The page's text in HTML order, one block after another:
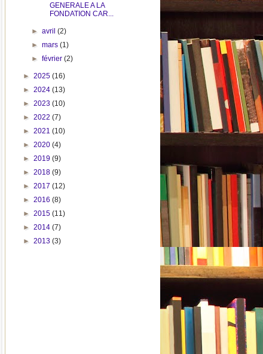
GENERALE A LA
FONDATION CAR...
►avril(2)
►mars(1)
►février(2)
► 2025 (16)
► 2024 (13)
► 2023 (10)
► 2022 (7)
► 2021 (10)
► 2020 (4)
► 2019 (9)
► 2018 (9)
► 2017 (12)
► 2016 (8)
► 2015 (11)
► 2014 (7)
► 2013 (3)